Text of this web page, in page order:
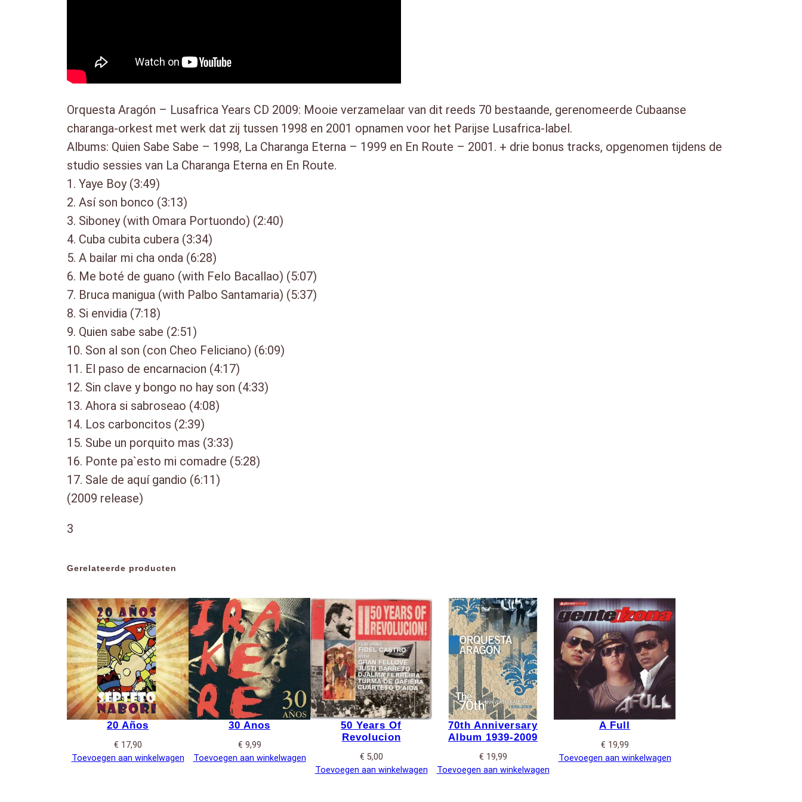
Orquesta Aragón – Lusafrica Years CD 2009: Mooie verzamelaar van dit reeds 70 bestaande, gerenomeerde Cubaanse
charanga-orkest met werk dat zij tussen 1998 en 2001 opnamen voor het Parijse Lusafrica-label.
Albums: Quien Sabe Sabe – 1998, La Charanga Eterna – 1999 en En Route – 2001. + drie bonus tracks, opgenomen tijdens de
studio sessies van La Charanga Eterna en En Route.
1. Yaye Boy (3:49)
2. Así son bonco (3:13)
3. Siboney (with Omara Portuondo) (2:40)
4. Cuba cubita cubera (3:34)
5. A bailar mi cha onda (6:28)
6. Me boté de guano (with Felo Bacallao) (5:07)
7. Bruca manigua (with Palbo Santamaria) (5:37)
8. Si envidia (7:18)
9. Quien sabe sabe (2:51)
10. Son al son (con Cheo Feliciano) (6:09)
11. El paso de encarnacion (4:17)
12. Sin clave y bongo no hay son (4:33)
13. Ahora si sabroseao (4:08)
14. Los carboncitos (2:39)
15. Sube un porquito mas (3:33)
16. Ponte pa`esto mi comadre (5:28)
17. Sale de aquí gandio (6:11)
(2009 release)
3
Gerelateerde producten
20 Años
€ 17,90
Toevoegen aan winkelwagen
30 Anos
€ 9,99
Toevoegen aan winkelwagen
50 Years Of
Revolucion
€ 5,00
Toevoegen aan winkelwagen
70th Anniversary
Album 1939-2009
€ 19,99
Toevoegen aan winkelwagen
A Full
€ 19,99
Toevoegen aan winkelwagen